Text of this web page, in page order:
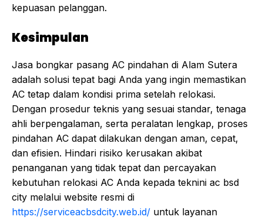
kepuasan pelanggan.
Kesimpulan
Jasa bongkar pasang AC pindahan di Alam Sutera
adalah solusi tepat bagi Anda yang ingin memastikan
AC tetap dalam kondisi prima setelah relokasi.
Dengan prosedur teknis yang sesuai standar, tenaga
ahli berpengalaman, serta peralatan lengkap, proses
pindahan AC dapat dilakukan dengan aman, cepat,
dan efisien. Hindari risiko kerusakan akibat
penanganan yang tidak tepat dan percayakan
kebutuhan relokasi AC Anda kepada teknini ac bsd
city melalui website resmi di
https://serviceacbsdcity.web.id/ untuk layanan